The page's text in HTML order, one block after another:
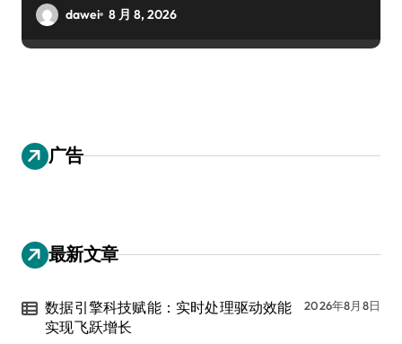
dawei 8 月 8, 2026
广告
最新文章
数据引擎科技赋能：实时处理驱动效能
实现飞跃增长
2026年8月8日